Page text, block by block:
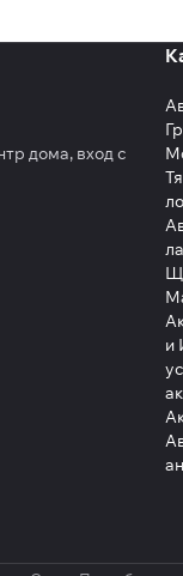
дома, вход с
и